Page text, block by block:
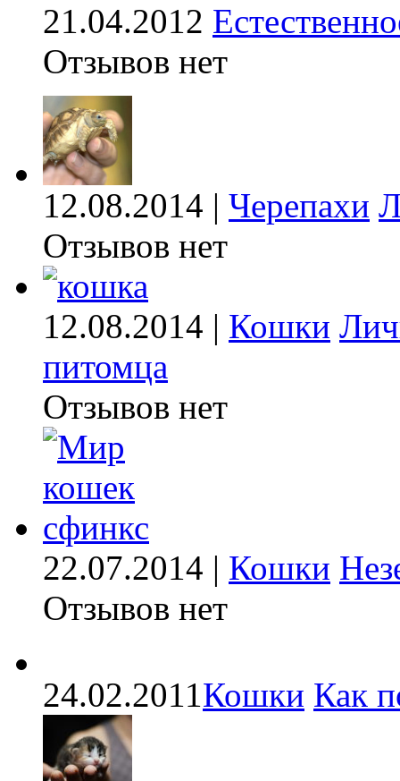
21.04.2012
Отзывов нет
12.08.2014 | Черепахи
Отзывов нет
12.08.2014 | Кошки
питомца
Отзывов нет
22.07.2014 | Кошки
Отзывов нет
24.02.2011Кошки Как